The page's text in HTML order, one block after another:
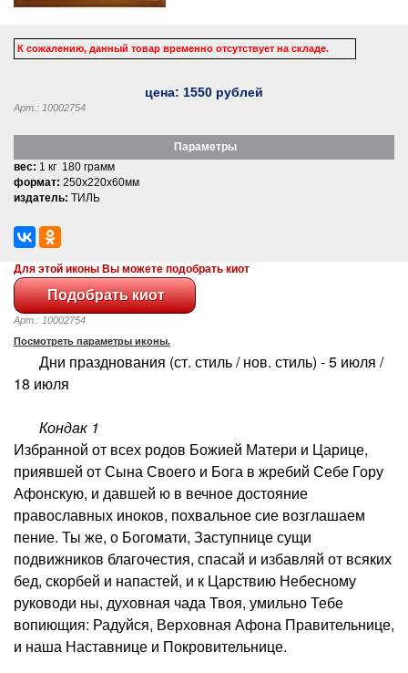
К сожалению, данный товар временно отсутствует на складе.
цена: 1550 рублей
Арт.: 10002754
Параметры
вес: 1 кг 180 грамм
формат: 250x220x60мм
издатель: ТИЛЬ
Для этой иконы Вы можете подобрать киот
Арт.: 10002754
Посмотреть параметры иконы.
Дни празднования (ст. стиль / нов. стиль) - 5 июля /
18 июля
Кондак 1
Избранной от всех родов Божией Матери и Царице,
приявшей от Сына Своего и Бога в жребий Себе Гору
Афонскую, и давшей ю в вечное достояние
православных иноков, похвальное сие возглашаем
пение. Ты же, о Богомати, Заступнице сущи
подвижников благочестия, спасай и избавляй от всяких
бед, скорбей и напастей, и к Царствию Небесному
руководи ны, духовная чада Твоя, умильно Тебе
вопиющия: Радуйся, Верховная Афона Правительнице,
и наша Наставнице и Покровительнице.